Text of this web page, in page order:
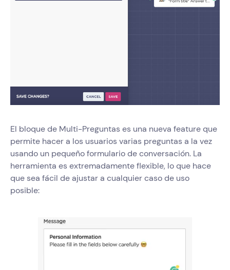
El bloque de Multi-Preguntas es una nueva feature que
permite hacer a los usuarios varias preguntas a la vez
usando un pequeño formulario de conversación. La
herramienta es extremadamente flexible, lo que hace
que sea fácil de ajustar a cualquier caso de uso
posible: